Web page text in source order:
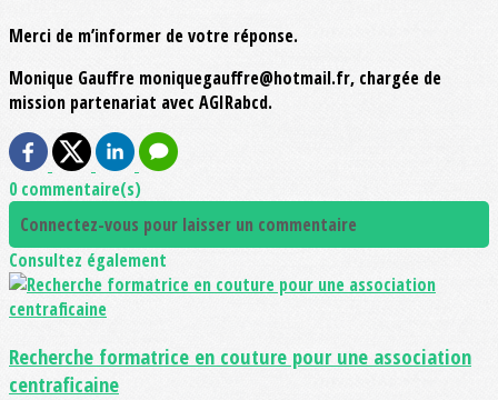
Merci de m’informer de votre réponse.
Monique Gauffre moniquegauffre@hotmail.fr, chargée de
mission partenariat avec AGIRabcd.
0 commentaire(s)
Connectez-vous pour laisser un commentaire
Consultez également
Recherche formatrice en couture pour une association
centraficaine